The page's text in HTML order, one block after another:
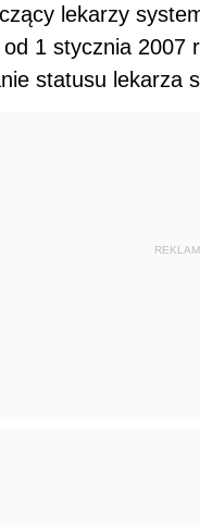
lekarzy
1 stycznia 2007
statusu lekarza